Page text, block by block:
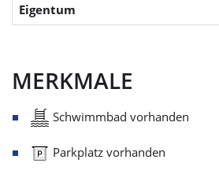
Eigentum
MERKMALE
Schwimmbad vorhanden
Parkplatz vorhanden